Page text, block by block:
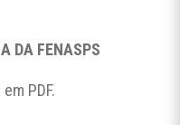
DA FENASPS
PDF.